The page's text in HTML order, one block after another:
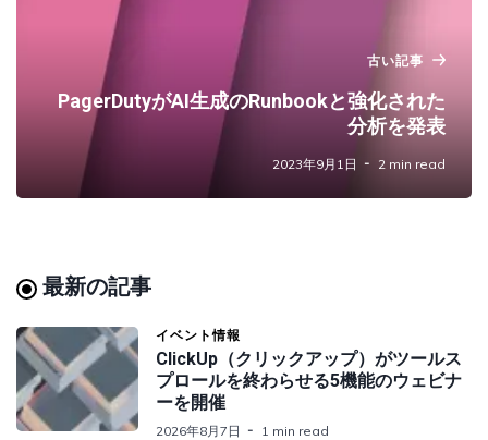
古い記事
PagerDutyがAI生成のRunbookと強化された
分析を発表
2023年9月1日 2 min read
最新の記事
イベント情報
ClickUp（クリックアップ）がツールス
プロールを終わらせる5機能のウェビナ
ーを開催
2026年8月7日 1 min read